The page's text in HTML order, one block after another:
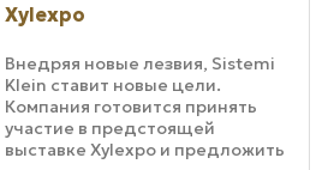
Xylexpo
Внедряя новые лезвия, Sistemi
Klein ставит новые цели.
Компания готовится принять
участие в предстоящей
выставке Xylexpo и предложить